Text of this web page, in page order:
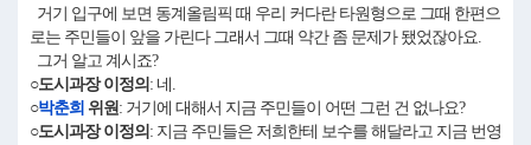
거기 입구에 보면 동계올림픽 때 우리 커다란 타원형으로 그때 한편으
로는 주민들이 앞을 가린다 그래서 그때 약간 좀 문제가 됐었잖아요.
그거 알고 계시죠?
○도시과장 이정의 : 네.
○박춘희 위원: 거기에 대해서 지금 주민들이 어떤 그런 건 없나요?
○도시과장 이정의 : 지금 주민들은 저희한테 보수를 해달라고 지금 번영